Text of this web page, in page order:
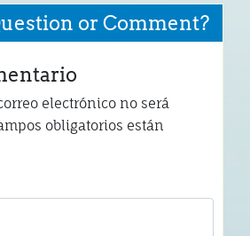
or Comment?
electrónico no será
obligatorios están